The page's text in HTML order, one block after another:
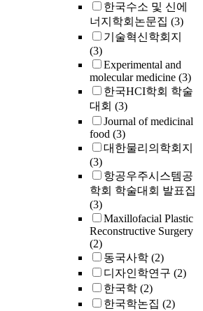
한국수소 및 신에
너지학회논문집 (3)
기술혁신학회지
(3)
Experimental and
molecular medicine (3)
한국HCI학회 학술
대회 (3)
Journal of medicinal
food (3)
대한물리의학회지
(3)
항공우주시스템공
학회 학술대회 발표집
(3)
Maxillofacial Plastic
Reconstructive Surgery
(2)
동국사학 (2)
디자인학연구 (2)
한국학 (2)
한국학논집 (2)